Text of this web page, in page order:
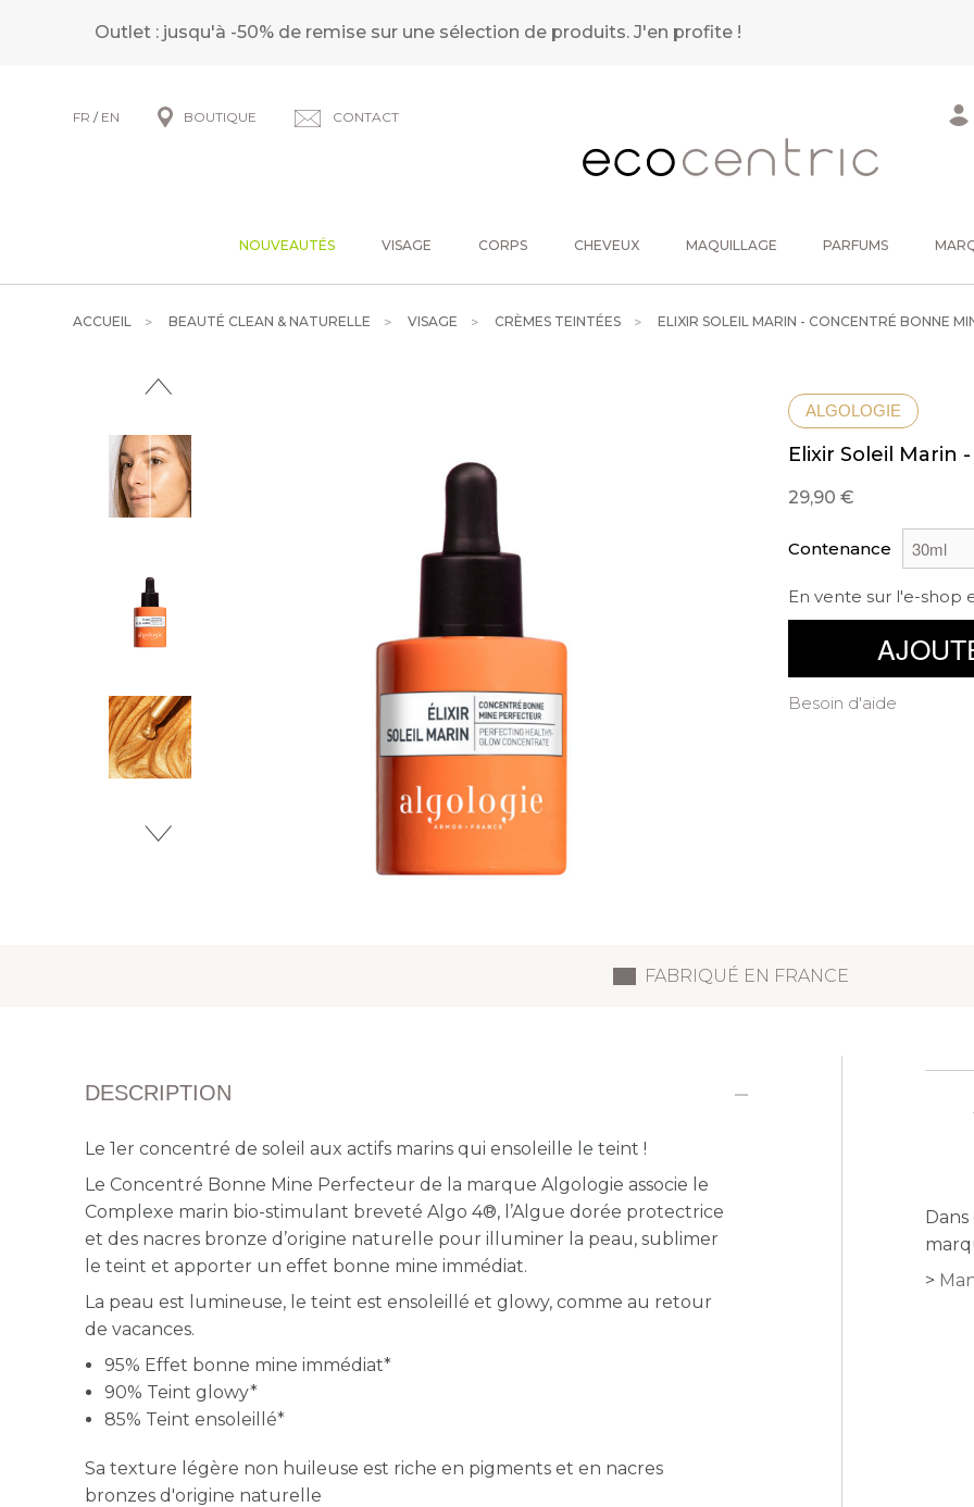
Outlet : jusqu'à -50% de remise sur une sélection de produits.J'en profite !
FR / EN BOUTIQUE CONTACT
NOUVEAUTÉS VISAGE CORPS CHEVEUX MAQUILLAGE PARFUMS
ACCUEIL BEAUTÉ CLEAN & NATURELLE VISAGE CRÈMES TEINTÉES ELIXIR SOLEIL MARIN - CONCENTRÉ BONNE
ALGOLOGIE
Elixir Soleil
29,90
Contenance
En vente sur l'e-shop
Besoin d'aide
FABRIQUÉ EN FRANCE
DESCRIPTION
Le 1er concentré de soleil aux actifs marins qui ensoleille le teint !
Le Concentré Bonne Mine Perfecteur de la marque Algologie associe le
Complexe marin bio-stimulant breveté Algo 4®, l’Algue dorée protectrice
et des nacres bronze d’origine naturelle pour illuminer la peau, sublimer
le teint et apporter un effet bonne mine immédiat.
La peau est lumineuse, le teint est ensoleillé et glowy, comme au retour
de vacances.
95% Effet bonne mine immédiat*
90% Teint glowy*
85% Teint ensoleillé*
Sa texture légère non huileuse est riche en pigments et en nacres
bronzes d'origine naturelle